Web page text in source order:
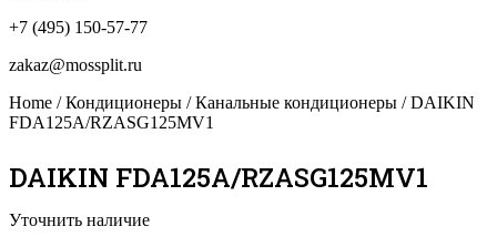
+7 (495) 150-57-77
zakaz@mossplit.ru
Home /Кондиционеры /Канальные кондиционеры / DAIKIN
FDA125A/RZASG125MV1
DAIKIN FDA125A/RZASG125MV1
Уточнить наличие